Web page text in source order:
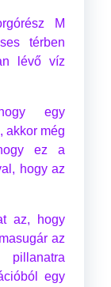
M
térben
lévő víz
egy
akkor még
ez a
hogy az
az, hogy
az
egy